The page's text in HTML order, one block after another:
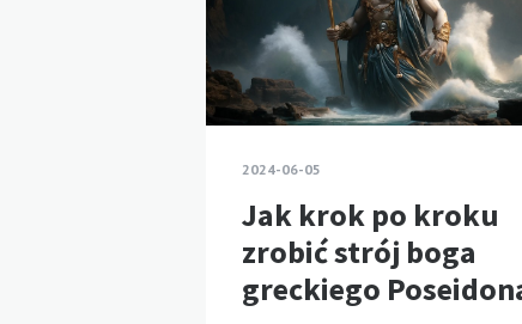
2024-06-05
Jak krok po kroku
zrobić strój boga
greckiego